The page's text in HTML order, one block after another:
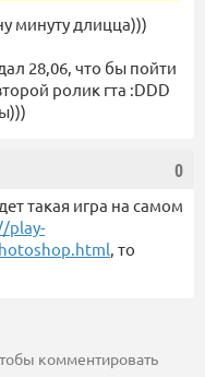
минуту длицца)))
28,06, что бы пойти
ролик гта :DDD
0
такая игра на самом
play-
, то
комментировать